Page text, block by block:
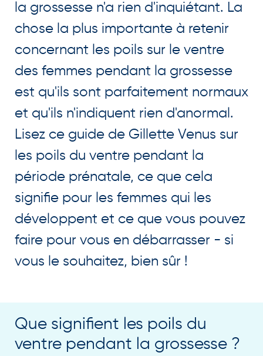
la grossesse n'a rien d'inquiétant. La
chose la plus importante à retenir
concernant les poils sur le ventre
des femmes pendant la grossesse
est qu'ils sont parfaitement normaux
et qu'ils n'indiquent rien d'anormal.
Lisez ce guide de Gillette Venus sur
les poils du ventre pendant la
période prénatale, ce que cela
signifie pour les femmes qui les
développent et ce que vous pouvez
faire pour vous en débarrasser - si
vous le souhaitez, bien sûr !
Que signifient les poils du
ventre pendant la grossesse ?